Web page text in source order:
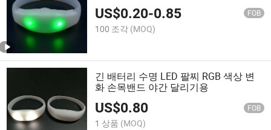
US$0.20-0.85 FOB
100 조각 (MOQ)
긴 배터리 수명 LED 팔찌 RGB 색상 변
화 손목밴드 야간 달리기용
US$0.80 FOB
1 상품 (MOQ)